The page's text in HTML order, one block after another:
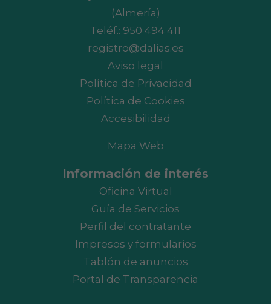
(Almería)
Teléf.: 950 494 411
registro@dalias.es
Aviso legal
Política de Privacidad
Política de Cookies
Accesibilidad
Mapa Web
Información de interés
Oficina Virtual
Guía de Servicios
Perfil del contratante
Impresos y formularios
Tablón de anuncios
Portal de Transparencia